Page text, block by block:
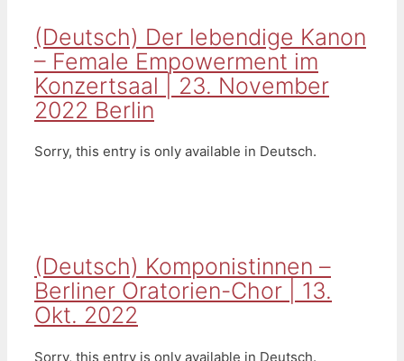
(Deutsch) Der lebendige Kanon
– Female Empowerment im
Konzertsaal | 23. November
2022 Berlin
Sorry, this entry is only available in Deutsch.
(Deutsch) Komponistinnen –
Berliner Oratorien-Chor | 13.
Okt. 2022
Sorry, this entry is only available in Deutsch.